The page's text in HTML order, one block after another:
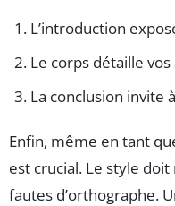
L’introduction
Le corps détaille
La conclusion invite
Enfin, même en tant
est crucial. Le style
fautes d’orthographe.